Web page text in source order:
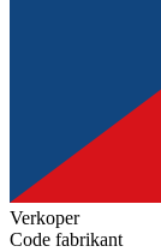
Verkoper
Code fabrikant